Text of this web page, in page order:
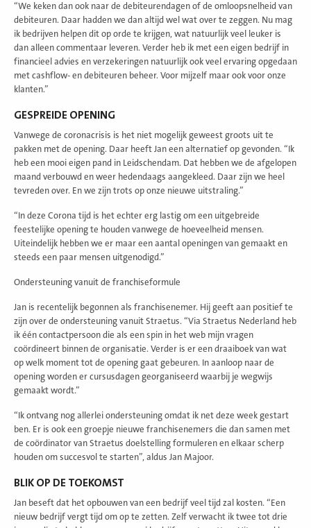
“We keken dan ook naar de debiteurendagen of de omloopsnelheid van
debiteuren. Daar hadden we dan altijd wel wat over te zeggen. Nu mag
ik bedrijven helpen dit op orde te krijgen, wat natuurlijk veel leuker is
dan alleen commentaar leveren. Verder heb ik met een eigen bedrijf in
financieel advies en verzekeringen natuurlijk ook veel ervaring opgedaan
met cashflow- en debiteuren beheer. Voor mijzelf maar ook voor onze
klanten.”
GESPREIDE OPENING
Vanwege de coronacrisis is het niet mogelijk geweest groots uit te
pakken met de opening. Daar heeft Jan een alternatief op gevonden. “Ik
heb een mooi eigen pand in Leidschendam. Dat hebben we de afgelopen
maand verbouwd en weer hedendaags aangekleed. Daar zijn we heel
tevreden over. En we zijn trots op onze nieuwe uitstraling.”
“In deze Corona tijd is het echter erg lastig om een uitgebreide
feestelijke opening te houden vanwege de hoeveelheid mensen.
Uiteindelijk hebben we er maar een aantal openingen van gemaakt en
steeds een paar mensen uitgenodigd.”
Ondersteuning vanuit de franchiseformule
Jan is recentelijk begonnen als franchisenemer. Hij geeft aan positief te
zijn over de ondersteuning vanuit Straetus. “Via Straetus Nederland heb
ik één contactpersoon die als een spin in het web mijn vragen
coördineert binnen de organisatie. Verder is er een draaiboek van wat
op welk moment tot de opening gaat gebeuren. In aanloop naar de
opening worden er cursusdagen georganiseerd waarbij je wegwijs
gemaakt wordt.”
“Ik ontvang nog allerlei ondersteuning omdat ik net deze week gestart
ben. Er is ook een groepje nieuwe franchisenemers die dan samen met
de coördinator van Straetus doelstelling formuleren en elkaar scherp
houden om succesvol te starten”, aldus Jan Majoor.
BLIK OP DE TOEKOMST
Jan beseft dat het opbouwen van een bedrijf veel tijd zal kosten. “Een
nieuw bedrijf vergt tijd om op te zetten. Zelf verwacht ik twee tot drie